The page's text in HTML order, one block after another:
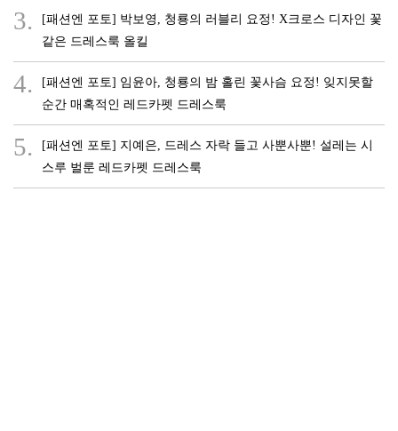
3.
[패션엔 포토] 박보영, 청룡의 러블리 요정! X크로스 디자인 꽃
같은 드레스룩 올킬
4.
[패션엔 포토] 임윤아, 청룡의 밤 홀린 꽃사슴 요정! 잊지못할
순간 매혹적인 레드카펫 드레스룩
5.
[패션엔 포토] 지예은, 드레스 자락 들고 사뿐사뿐! 설레는 시
스루 벌룬 레드카펫 드레스룩